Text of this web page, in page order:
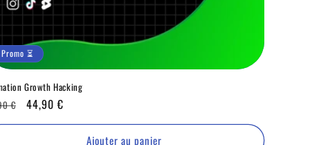
Promo ⏳
Growth Hacking
€
Promo
⏳
44,90 €
Ajouter au panier